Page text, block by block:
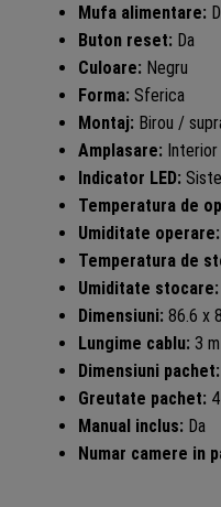
Mufa alimentare:
Buton reset:Da
Culoare:Negru
Forma:Sferica
Montaj:Birou /
Amplasare:Interior
Indicator LED:
Temperatura de
Umiditate operare:
Temperatura de
Umiditate stocare:
Dimensiuni:86.6 x
Lungime cablu:3 m
Dimensiuni pachet:
Greutate pachet:
Manual inclus:Da
Numar camere in